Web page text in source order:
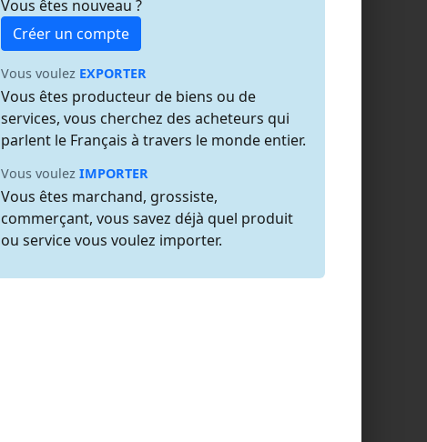
Vous êtes nouveau ?
Créer un compte
Vous voulez EXPORTER
Vous êtes producteur de biens ou de
services, vous cherchez des acheteurs qui
parlent le Français à travers le monde entier.
Vous voulez IMPORTER
Vous êtes marchand, grossiste,
commerçant, vous savez déjà quel produit
ou service vous voulez importer.